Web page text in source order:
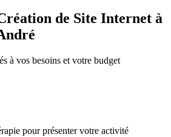
de Site Internet à
à vos besoins et votre budget
pour présenter votre activité